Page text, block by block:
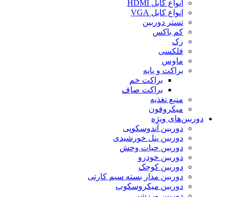
انواع کابل HDMI
انواع کابل VGA
تستر دوربین
کم باکس
رک
فلکسی
ماوس
براکت و پایه
براکت خم
براکت صاف
منبع تغذیه
میکروفون
دوربین‌های ویژه
دوربین آندوسکوپی
دوربین پنل خورشیدی
دوربین حیات وحش
دوربین خودرو
دوربین کوچک
دوربین مدار بسته سیم کارتی
دوربین میکروسکوپ